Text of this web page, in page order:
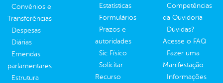
Convênios e
Transferências
Despesas
Diárias
Emendas
parlamentares
Estrutura
Estatísticas
Formulários
Prazos e
autoridades
Sic Físico
Solicitar
Recurso
Competências
da Ouvidoria
Dúvidas?
Acesse o FAQ
Fazer uma
Manifestação
Informações